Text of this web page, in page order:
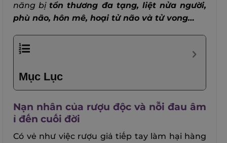
năng bịtổn thương đa tạng, liệt nửa người,
phù não, hôn mê, hoại tử não và tử vong…
Mục Lục
Nạn nhân của rượu độc và nỗi đau âm
ỉ đến cuối đời
Có vẻ như việc rượu giả tiếp tay làm hại hàng